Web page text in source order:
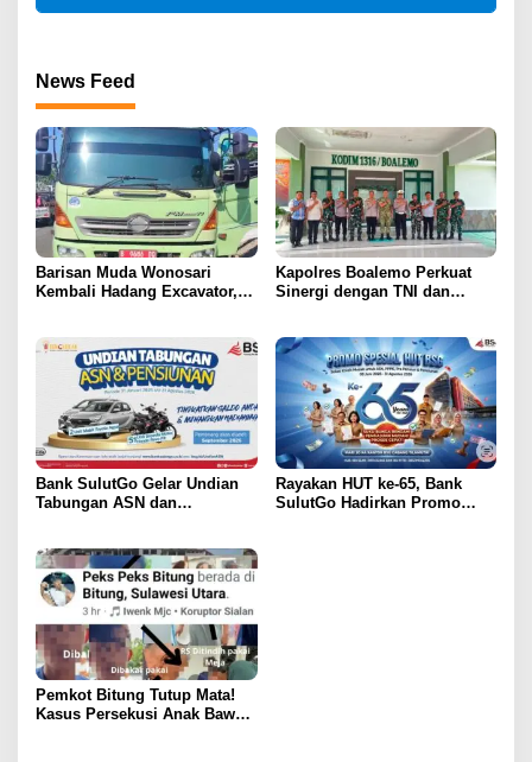
News Feed
Barisan Muda Wonosari
Kembali Hadang Excavator,
Kapolres Boalemo Perkuat
Sinergi dengan TNI dan
Bank SulutGo Gelar Undian
Tabungan ASN dan
Rayakan HUT ke-65, Bank
SulutGo Hadirkan Promo
Pemkot Bitung Tutup Mata!
Kasus Persekusi Anak Bawah